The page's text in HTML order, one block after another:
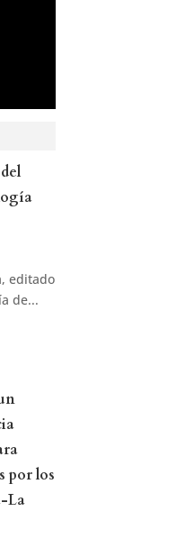
editado
de...
por los
La